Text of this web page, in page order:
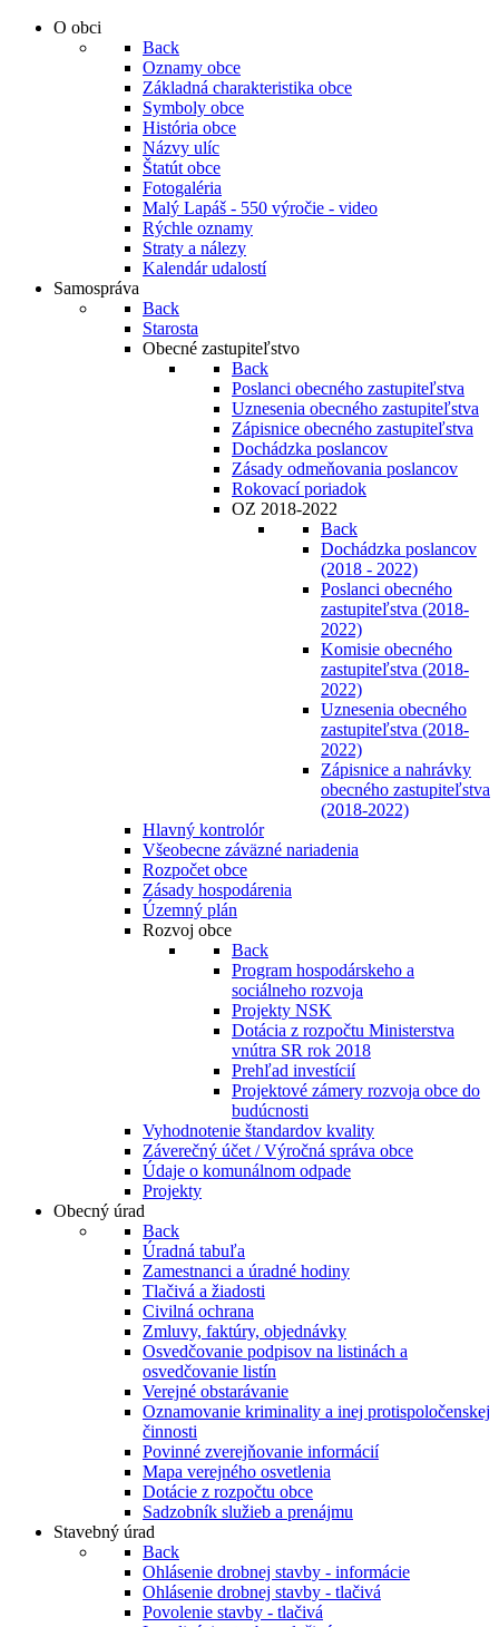
O obci
Back
Oznamy obce
Základná charakteristika obce
Symboly obce
História obce
Názvy ulíc
Štatút obce
Fotogaléria
Malý Lapáš - 550 výročie - video
Rýchle oznamy
Straty a nálezy
Kalendár udalostí
Samospráva
Back
Starosta
Obecné zastupiteľstvo
Back
Poslanci obecného zastupiteľstva
Uznesenia obecného zastupiteľstva
Zápisnice obecného zastupiteľstva
Dochádzka poslancov
Zásady odmeňovania poslancov
Rokovací poriadok
OZ 2018-2022
Back
Dochádzka poslancov
(2018 - 2022)
Poslanci obecného
zastupiteľstva (2018-
2022)
Komisie obecného
zastupiteľstva (2018-
2022)
Uznesenia obecného
zastupiteľstva (2018-
2022)
Zápisnice a nahrávky
obecného zastupiteľstva
(2018-2022)
Hlavný kontrolór
Všeobecne záväzné nariadenia
Rozpočet obce
Zásady hospodárenia
Územný plán
Rozvoj obce
Back
Program hospodárskeho a
sociálneho rozvoja
Projekty NSK
Dotácia z rozpočtu Ministerstva
vnútra SR rok 2018
Prehľad investícií
Projektové zámery rozvoja obce do
budúcnosti
Vyhodnotenie štandardov kvality
Záverečný účet / Výročná správa obce
Údaje o komunálnom odpade
Projekty
Obecný úrad
Back
Úradná tabuľa
Zamestnanci a úradné hodiny
Tlačivá a žiadosti
Civilná ochrana
Zmluvy, faktúry, objednávky
Osvedčovanie podpisov na listinách a
osvedčovanie listín
Verejné obstarávanie
Oznamovanie kriminality a inej protispoločenskej
činnosti
Povinné zverejňovanie informácií
Mapa verejného osvetlenia
Dotácie z rozpočtu obce
Sadzobník služieb a prenájmu
Stavebný úrad
Back
Ohlásenie drobnej stavby - informácie
Ohlásenie drobnej stavby - tlačivá
Povolenie stavby - tlačivá